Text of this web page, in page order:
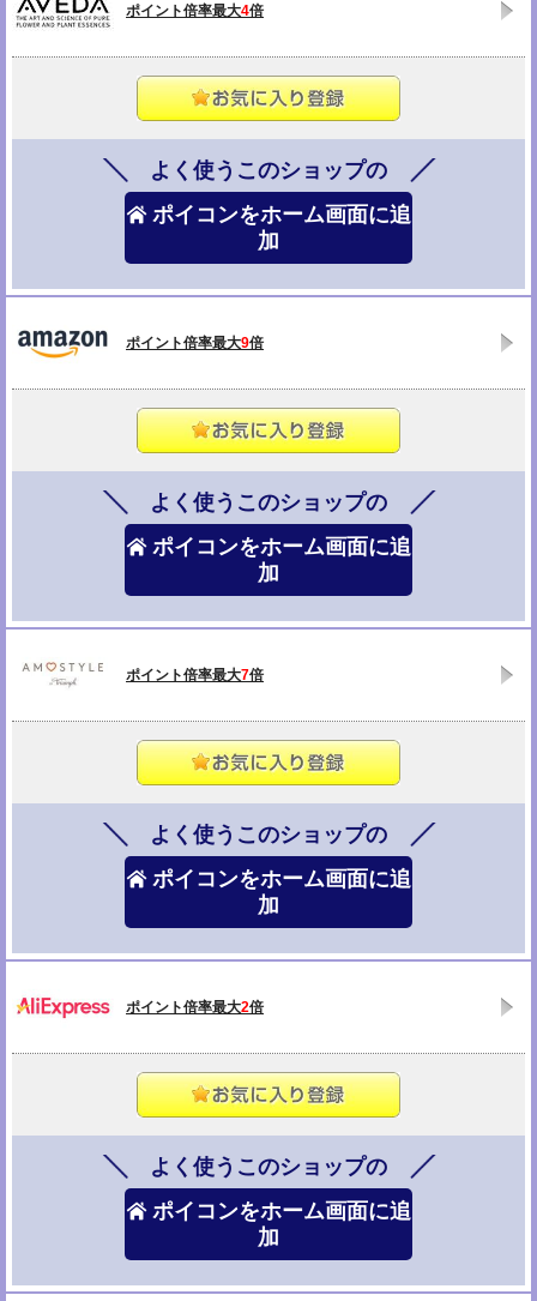
ポイント倍率最大4倍
よく使うこのショップの
ポイコンをホーム画面に追
加
ポイント倍率最大9倍
よく使うこのショップの
ポイコンをホーム画面に追
加
ポイント倍率最大7倍
よく使うこのショップの
ポイコンをホーム画面に追
加
ポイント倍率最大2倍
よく使うこのショップの
ポイコンをホーム画面に追
加